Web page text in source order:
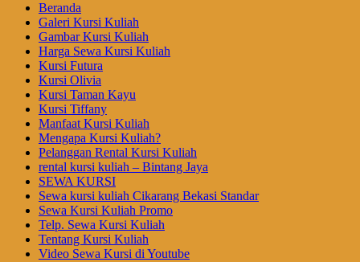
Beranda
Galeri Kursi Kuliah
Gambar Kursi Kuliah
Harga Sewa Kursi Kuliah
Kursi Futura
Kursi Olivia
Kursi Taman Kayu
Kursi Tiffany
Manfaat Kursi Kuliah
Mengapa Kursi Kuliah?
Pelanggan Rental Kursi Kuliah
rental kursi kuliah – Bintang Jaya
SEWA KURSI
Sewa kursi kuliah Cikarang Bekasi Standar
Sewa Kursi Kuliah Promo
Telp. Sewa Kursi Kuliah
Tentang Kursi Kuliah
Video Sewa Kursi di Youtube